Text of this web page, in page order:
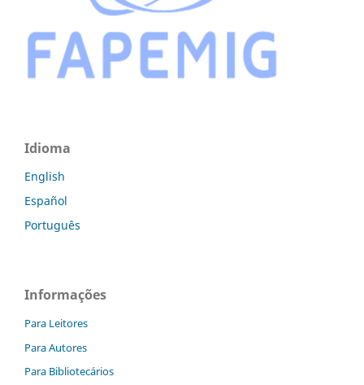
Idioma
English
Español
Português
Informações
Para Leitores
Para Autores
Para Bibliotecários